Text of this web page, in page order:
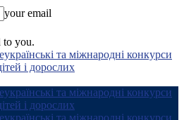
your email
to you.